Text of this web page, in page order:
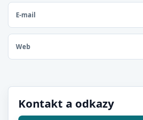
E-mail
Web
Kontakt a odkazy